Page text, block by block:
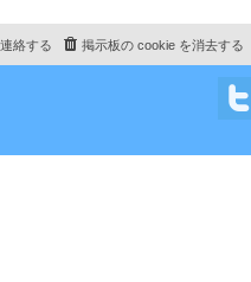
掲示板の cookie を消去する
連絡する